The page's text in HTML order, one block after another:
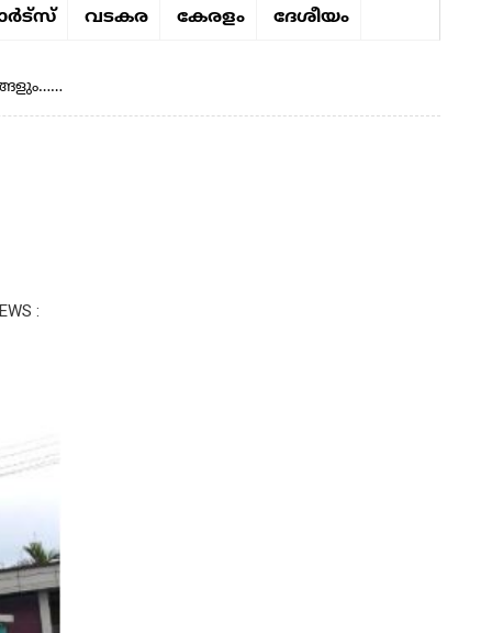
വടകര കേരളം ദേശീയം
: